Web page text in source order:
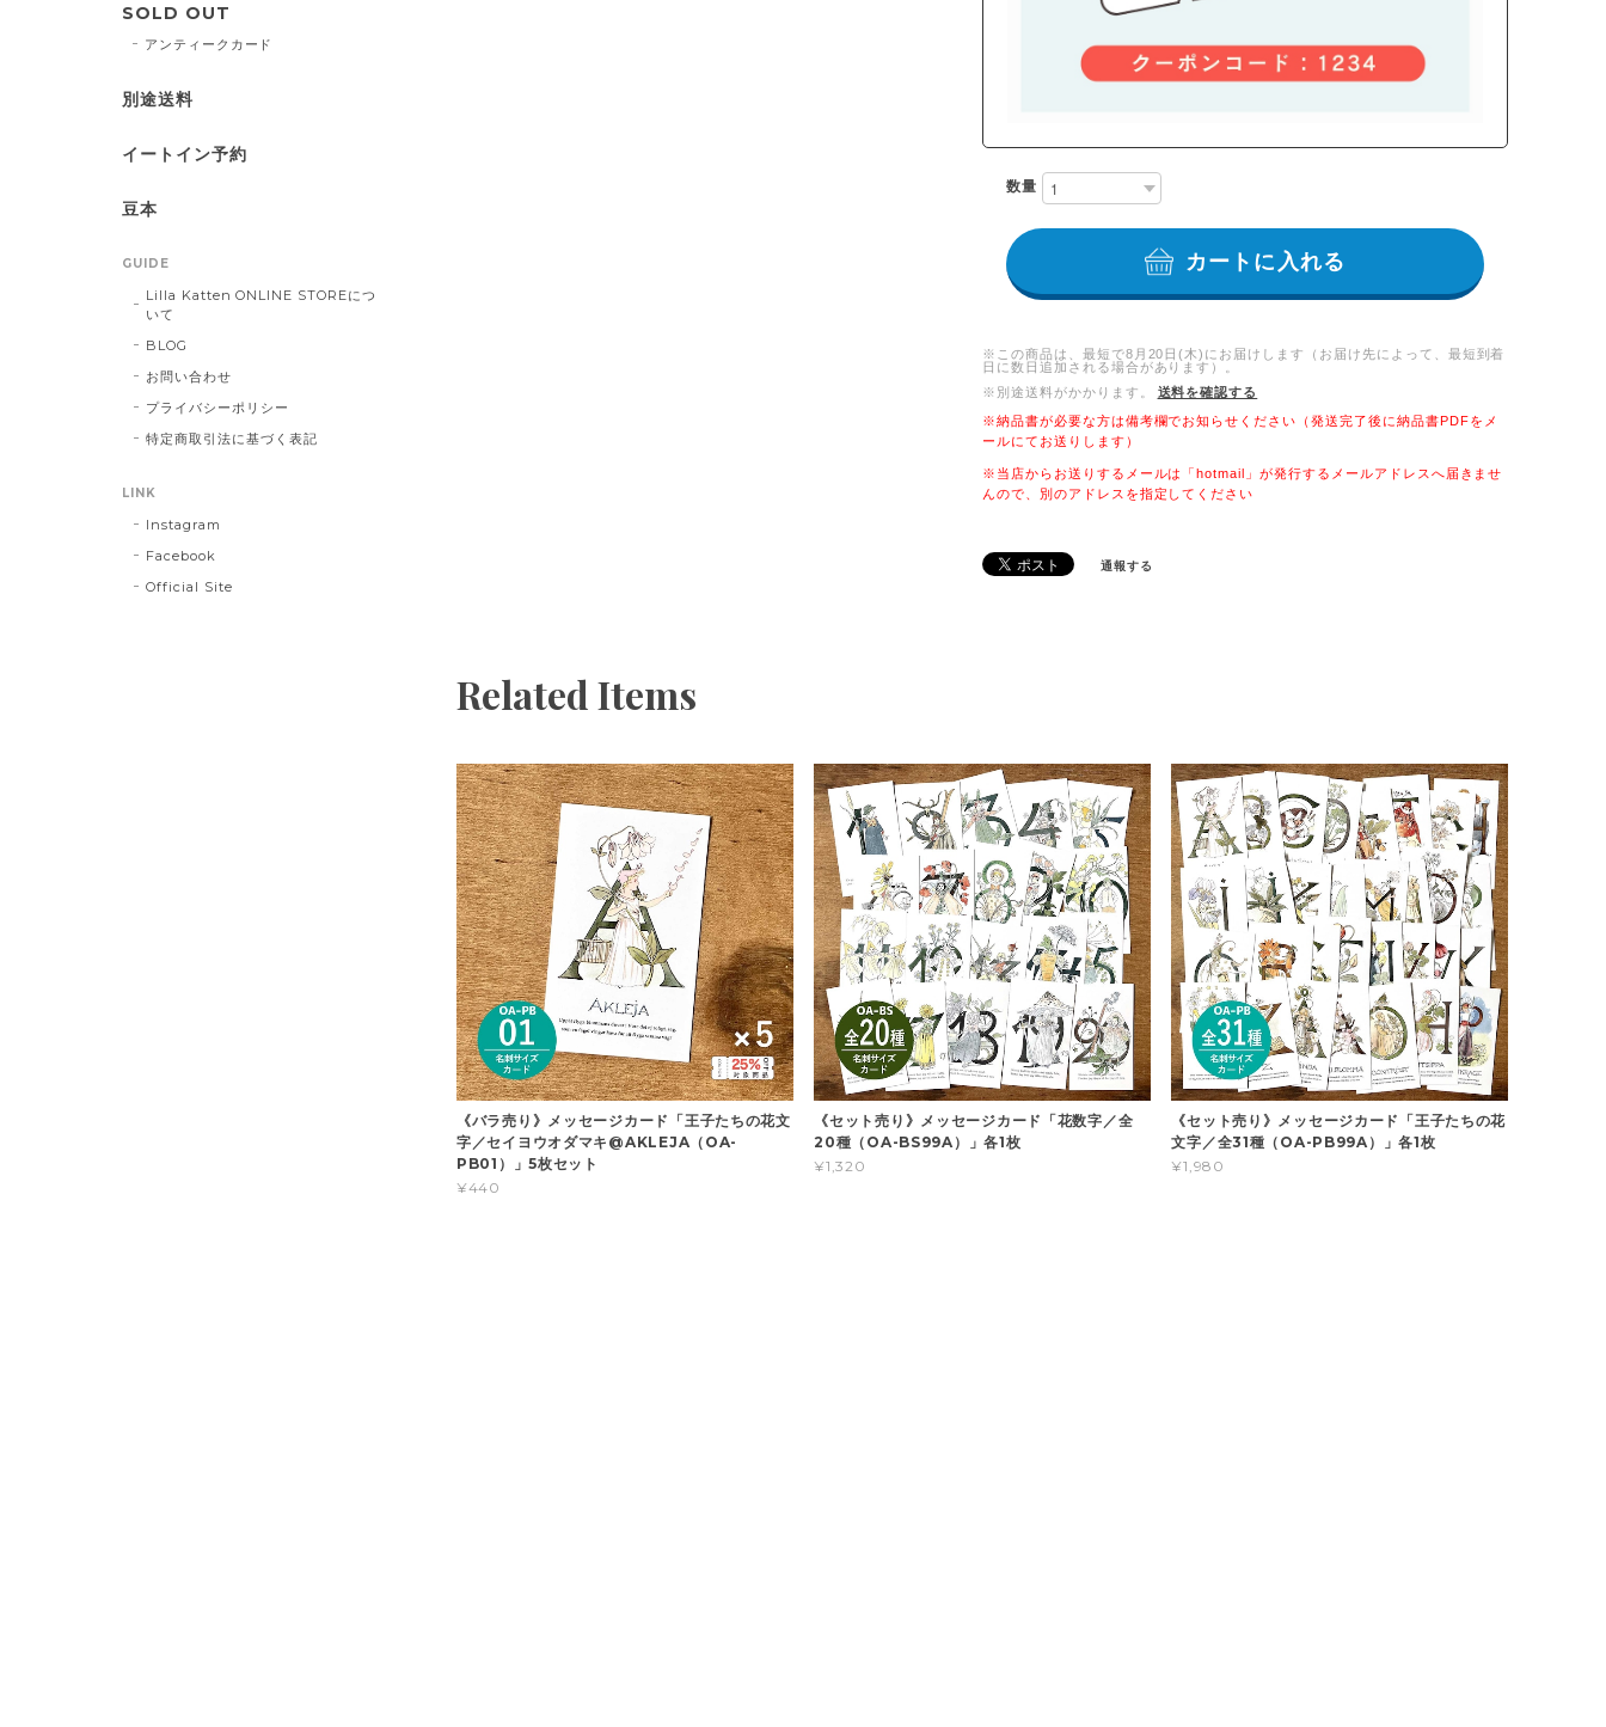
数量
カートに入れる
※この商品は、最短で8月20日(木)にお届けします（お届け先によって、最短到着
日に数日追加される場合があります）。
※別途送料がかかります。
送料を確認する
※納品書が必要な方は備考欄でお知らせください（発送完了後に納品書PDFをメ
ールにてお送りします）
※当店からお送りするメールは「hotmail」が発行するメールアドレスへ届きませ
んので、別のアドレスを指定してください
通報する
Related Items
《バラ売り》メッセージカード「王子たちの花文
字／セイヨウオダマキ@AKLEJA（OA-
PB01）」5枚セット
¥440
《セット売り》メッセージカード「花数字／全
20種（OA-BS99A）」各1枚
¥1,320
《セット売り》メッセージカード「王子たちの花
文字／全31種（OA-PB99A）」各1枚
¥1,980
SOLD OUT
アンティークカード
別途送料
イートイン予約
豆本
GUIDE
Lilla Katten ONLINE STOREにつ
いて
BLOG
お問い合わせ
プライバシーポリシー
特定商取引法に基づく表記
LINK
Instagram
Facebook
Official Site